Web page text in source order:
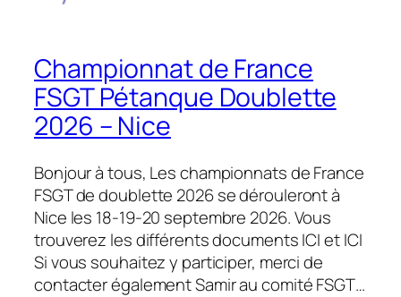
Championnat de France
FSGT Pétanque Doublette
2026 – Nice
Bonjour à tous, Les championnats de France
FSGT de doublette 2026 se dérouleront à
Nice les 18-19-20 septembre 2026. Vous
trouverez les différents documents ICI et ICI
Si vous souhaitez y participer, merci de
contacter également Samir au comité FSGT…